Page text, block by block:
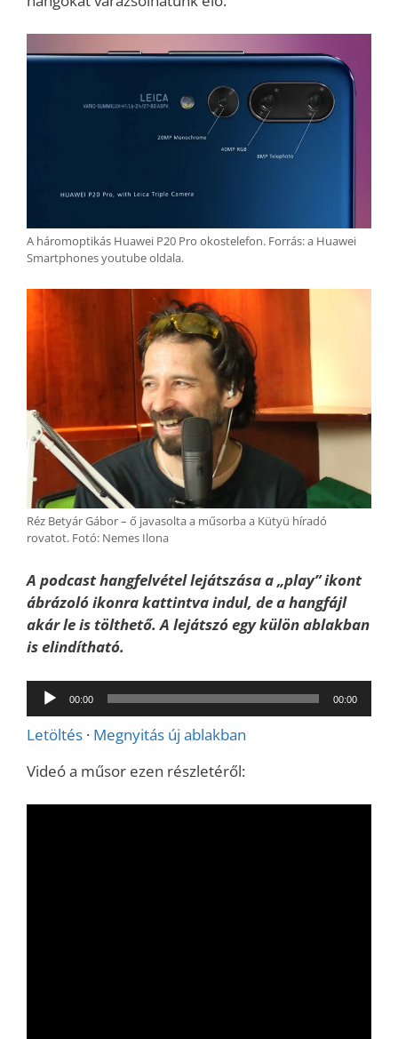
A háromoptikás Huawei P20 Pro okostelefon. Forrás: a Huawei
Smartphones youtube oldala.
Réz Betyár Gábor – ő javasolta a műsorba a Kütyü híradó
rovatot. Fotó: Nemes Ilona
A podcast hangfelvétel lejátszása a „play” ikont
ábrázoló ikonra kattintva indul, de a hangfájl
akár le is tölthető. A lejátszó egy külön ablakban
is elindítható.
Audió
lejátszó
00:00 00:00
Letöltés · Megnyitás új ablakban
Videó a műsor ezen részletéről: